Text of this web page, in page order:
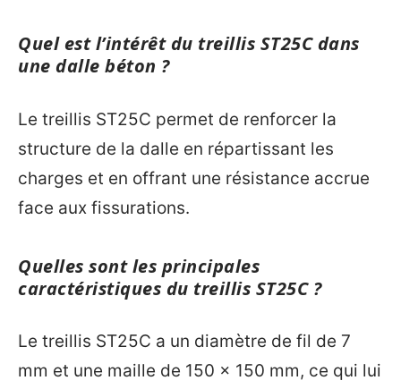
Quel est l’intérêt du treillis ST25C dans
une dalle béton ?
Le treillis ST25C permet de renforcer la
structure de la dalle en répartissant les
charges et en offrant une résistance accrue
face aux fissurations.
Quelles sont les principales
caractéristiques du treillis ST25C ?
Le treillis ST25C a un diamètre de fil de 7
mm et une maille de 150 x 150 mm, ce qui lui